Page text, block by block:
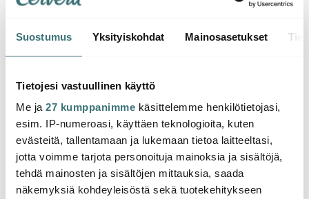
Suostumus Yksityiskohdat Mainosasetukset
Tietojesi vastuullinen käyttö
Me ja 27 kumppanimme käsittelemme henkilötietojasi,
esim. IP-numeroasi, käyttäen teknologioita, kuten
evästeitä, tallentamaan ja lukemaan tietoa laitteeltasi,
jotta voimme tarjota personoituja mainoksia ja sisältöjä,
tehdä mainosten ja sisältöjen mittauksia, saada
näkemyksiä kohdeyleisöstä sekä tuotekehitykseen
Muumi Pöytätabletti
14.01 €
Saatavilla
Muumi Esiliina Juhlat
23.00 €
Saatavilla